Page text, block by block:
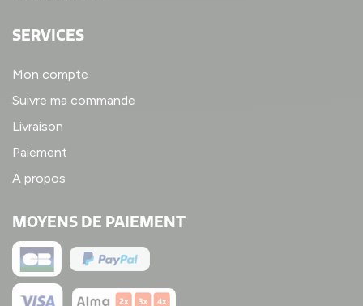
SERVICES
Mon compte
Suivre ma commande
Livraison
Paiement
A propos
MOYENS DE PAIEMENT